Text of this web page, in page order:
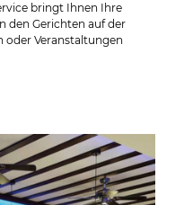
bringt Ihnen Ihre
den Gerichten auf der
oder Veranstaltungen